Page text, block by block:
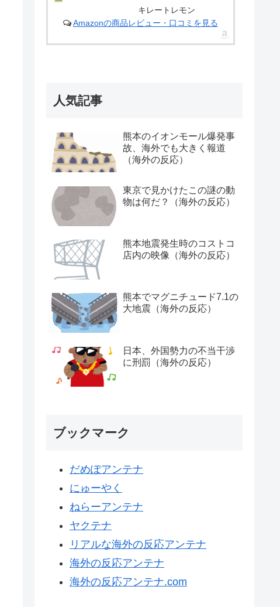
キレートレモン
Amazonの商品レビュー・口コミを見る
人気記事
熊本のイオンモール爆発事
故、海外でも大きく報道
（海外の反応）
東京で見かけたこの謎の動
物は何だ？（海外の反応）
熊本地震発生時のコストコ
店内の映像（海外の反応）
熊本でマグニチュード7.1の
大地震（海外の反応）
日本、外国勢力の不当干渉
に刑罰（海外の反応）
ブックマーク
だめぽアンテナ
にゅーやく
ねらーアンテナ
ヤクテナ
リアルな海外の反応アンテナ
海外の反応アンテナ
海外の反応アンテナ.com